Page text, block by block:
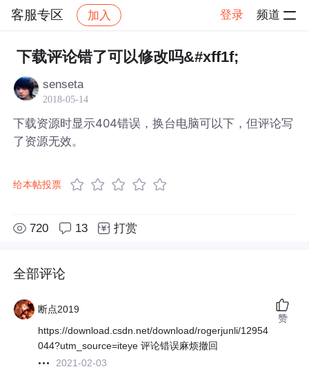
客服专区 加入 登录 频道
社区 客服专区 帖子详情
下载评论错了可以修改吗&#xff1f;
senseta
2018-05-14
下载资源时显示404错误，换台电脑可以下，但评论写
了资源无效。
给本帖投票
720 13 打赏
全部评论
断点2019
https://download.csdn.net/download/rogerjunli/12954
044?utm_source=iteye 评论错误麻烦撤回
2021-02-03
赞